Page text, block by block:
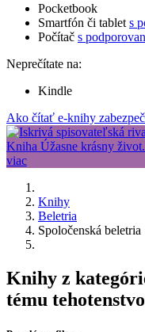
Pocketbook
Smartfón či tablet s
Počítač s
Neprečítate na:
Kindle
Ako čítať e-knihy
Knihy
Beletria
Spoločenská beletria
Knihy z
tému tehotenstvo